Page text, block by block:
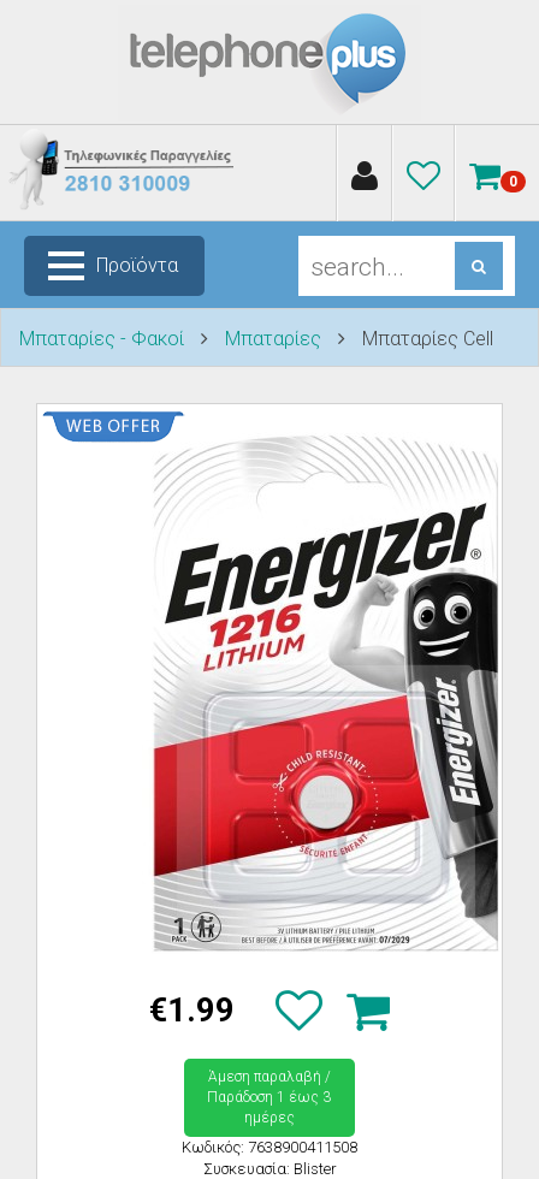
0
Προϊόντα
Μπαταρίες - Φακοί Μπαταρίες Μπαταρίες Cell
€1.99
Άμεση παραλαβή /
Παράδoση 1 έως 3
ημέρες
Κωδικός: 7638900411508
Συσκευασία: Blister